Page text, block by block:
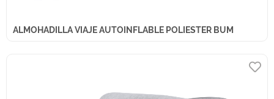
ALMOHADILLA VIAJE AUTOINFLABLE POLIESTER BUM